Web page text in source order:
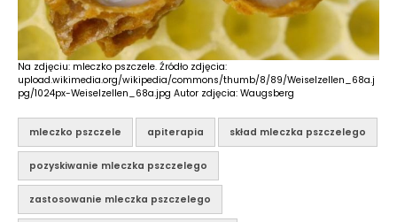
Na zdjęciu: mleczko pszczele. Źródło zdjęcia:
upload.wikimedia.org/wikipedia/commons/thumb/8/89/Weiselzellen_68a.j
pg/1024px-Weiselzellen_68a.jpg Autor zdjęcia: Waugsberg
mleczko pszczele apiterapia skład mleczka pszczelego
pozyskiwanie mleczka pszczelego
zastosowanie mleczka pszczelego